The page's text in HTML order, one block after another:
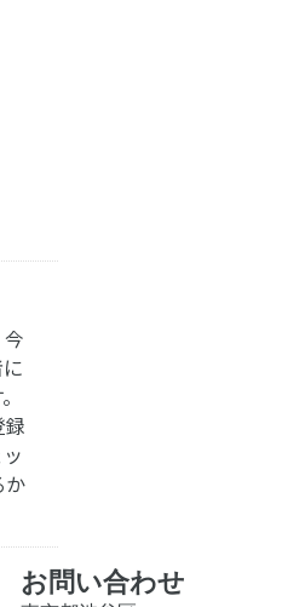
か
お問い合わせ